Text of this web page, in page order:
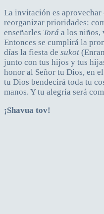
La invitación es aprovechar
reorganizar prioridades:
enseñarles Torá a los niños,
Entonces se cumplirá la
días la fiesta de sukot
junto con tus hijos y tus
honor al Señor tu Dios, en
tu Dios bendecirá toda tu
manos. Y tu alegría será
¡Shavua tov!